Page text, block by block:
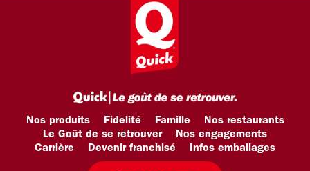
Nos produits Fidelité Famille
Nos restaurants
Le Goût de se retrouver
Nos engagements
Carrière
Devenir franchisé Infos emballages